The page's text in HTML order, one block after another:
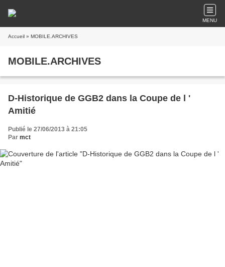
MENU
Accueil » MOBILE.ARCHIVES
MOBILE.ARCHIVES
D-Historique de GGB2 dans la Coupe de l '
Amitié
Publié le 27/06/2013 à 21:05
Par mct